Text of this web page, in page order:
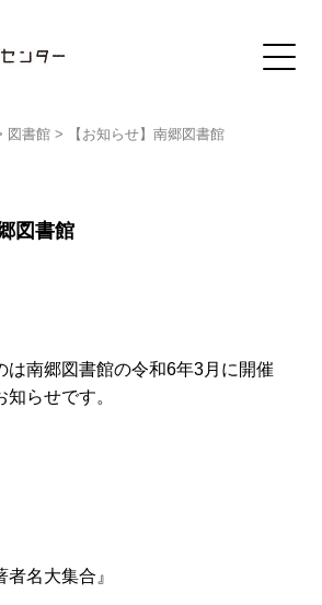
図書館> 【お知らせ】南郷図書館
図書館
は南郷図書館の令和6年3月に開催
らせです。
者名大集合』